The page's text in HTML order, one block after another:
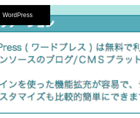
WordPress